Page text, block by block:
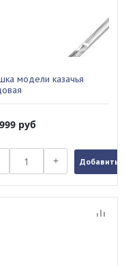
модели казачья
руб
+ Добавить